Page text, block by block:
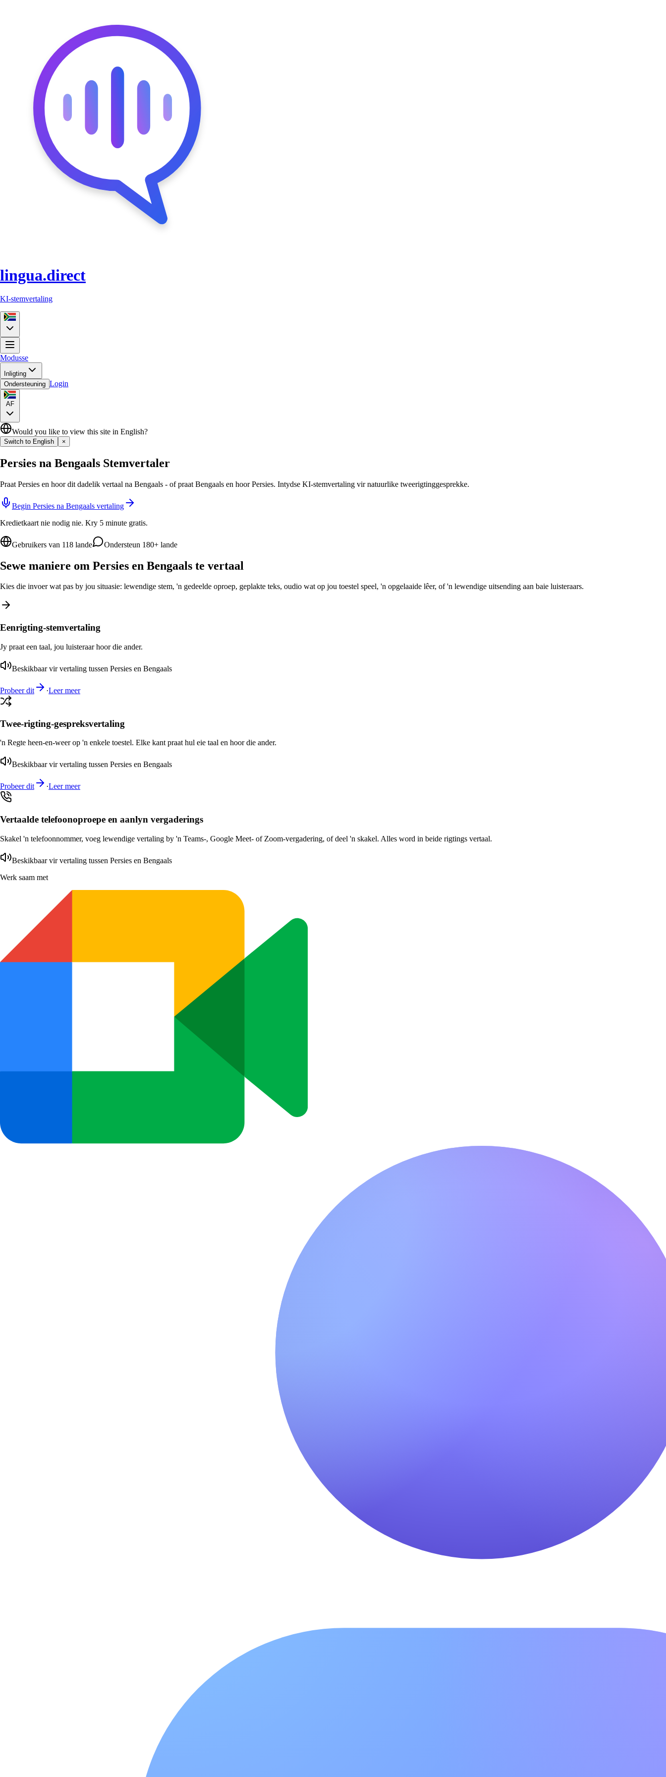
lingua.direct
KI-stemvertaling
Modusse
Inligting
Ondersteuning Login
AF
Would you like to view this site in English?
Switch to English ×
Persies na Bengaals Stemvertaler
Praat Persies en hoor dit dadelik vertaal na Bengaals - of praat Bengaals en hoor Persies. Intydse KI-stemvertaling vir natuurlike tweerigtinggesprekke.
Begin Persies na Bengaals vertaling
Kredietkaart nie nodig nie. Kry 5 minute gratis.
Gebruikers van 118 lande Ondersteun 180+ lande
Sewe maniere om Persies en Bengaals te vertaal
Kies die invoer wat pas by jou situasie: lewendige stem, 'n gedeelde oproep, geplakte teks, oudio wat op jou toestel speel, 'n opgelaaide lêer, of 'n lewendige uitsending aan baie luisteraars.
Eenrigting-stemvertaling
Jy praat een taal, jou luisteraar hoor die ander.
Beskikbaar vir vertaling tussen Persies en Bengaals
Probeer dit ·Leer meer
Twee-rigting-gespreksvertaling
'n Regte heen-en-weer op 'n enkele toestel. Elke kant praat hul eie taal en hoor die ander.
Beskikbaar vir vertaling tussen Persies en Bengaals
Probeer dit ·Leer meer
Vertaalde telefoonoproepe en aanlyn vergaderings
Skakel 'n telefoonnommer, voeg lewendige vertaling by 'n Teams-, Google Meet- of Zoom-vergadering, of deel 'n skakel. Alles word in beide rigtings vertaal.
Beskikbaar vir vertaling tussen Persies en Bengaals
Werk saam met